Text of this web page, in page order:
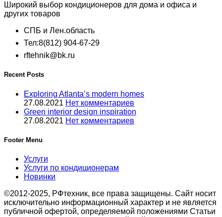
Широкий выбор кондиционеров для дома и офиса и
других товаров
СПБ и Лен.область
Тел:8(812) 904-67-29
rftehnik@bk.ru
Recent Posts
Exploring Atlanta’s modern homes
27.08.2021 Нет комментариев
Green interior design inspiration
27.08.2021 Нет комментариев
Footer Menu
Услуги
Услуги по кондиционерам
Новинки
©2012-2025, РФтехник, все права защищены. Сайт носит
исключительно информационный характер и не является
публичной офертой, определяемой положениями Статьи